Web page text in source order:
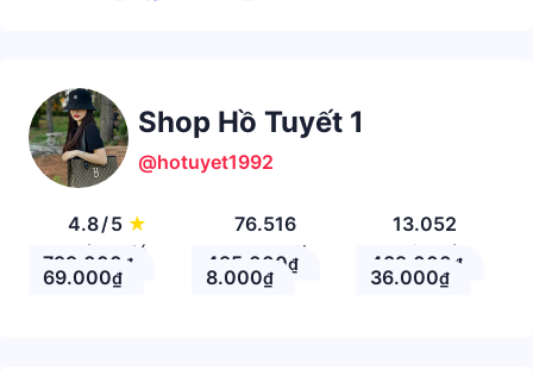
Shop Hồ Tuyết 1
@hotuyet1992
4.8/5 ★
Đánh giá
76.516
Theo Dõi
13.052
Nhận xét
799.000 ₫ 495.000₫ 489.000 ₫
69.000₫ 8.000₫ 36.000₫